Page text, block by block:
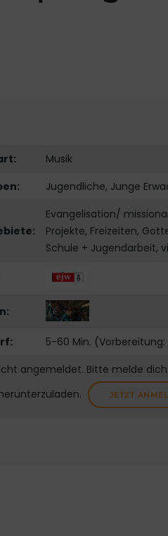
Musik
Jugendliche, Junge
Evangelisation/
Projekte, Freizeiten,
Schule + Jugendarbeit,
5-60 Min. (Vorbereitung:
angemeldet. Bitte melde
JETZT